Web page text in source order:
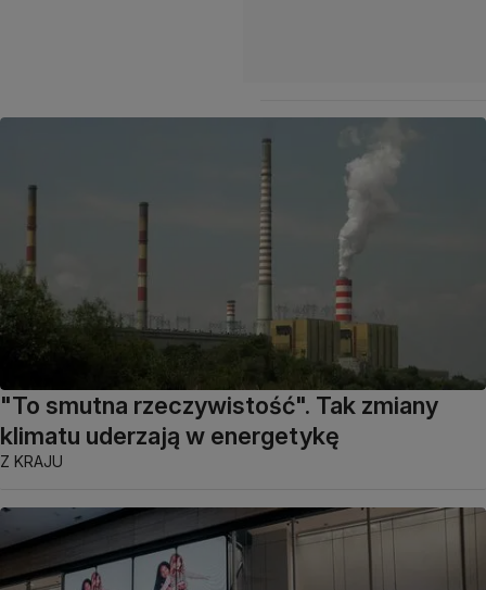
"To smutna rzeczywistość". Tak zmiany
klimatu uderzają w energetykę
Z KRAJU